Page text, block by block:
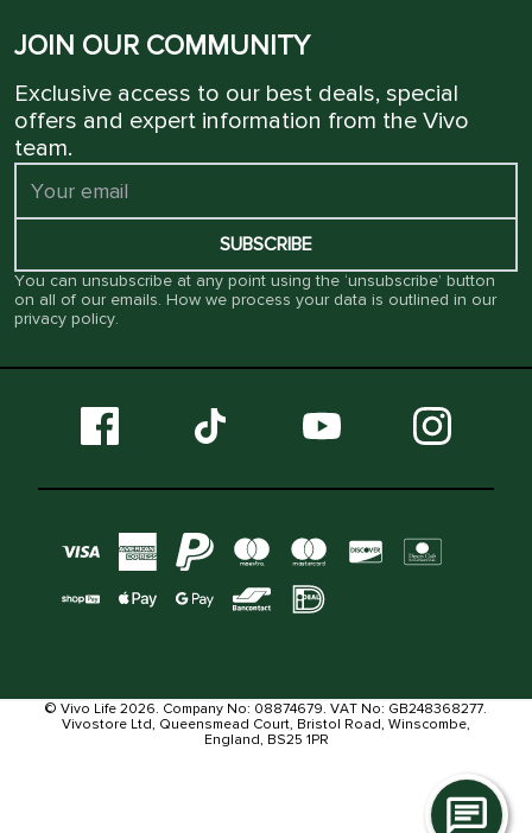
JOIN OUR COMMUNITY
Exclusive access to our best deals, special
offers and expert information from the Vivo
team.
SUBSCRIBE
You can unsubscribe at any point using the ‘unsubscribe’ button
on all of our emails. How we process your data is outlined in our
privacy policy.
© Vivo Life 2026. Company No: 08874679. VAT No: GB248368277.
Vivostore Ltd, Queensmead Court, Bristol Road, Winscombe,
England, BS25 1PR